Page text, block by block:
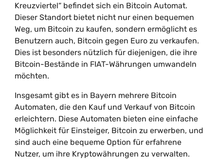
Kreuzviertel“ befindet sich ein Bitcoin Automat.
Dieser Standort bietet nicht nur einen bequemen
Weg, um Bitcoin zu kaufen, sondern ermöglicht es
Benutzern auch, Bitcoin gegen Euro zu verkaufen.
Dies ist besonders nützlich für diejenigen, die ihre
Bitcoin-Bestände in FIAT-Währungen umwandeln
möchten.
Insgesamt gibt es in Bayern mehrere Bitcoin
Automaten, die den Kauf und Verkauf von Bitcoin
erleichtern. Diese Automaten bieten eine einfache
Möglichkeit für Einsteiger, Bitcoin zu erwerben, und
sind auch eine bequeme Option für erfahrene
Nutzer, um ihre Kryptowährungen zu verwalten.